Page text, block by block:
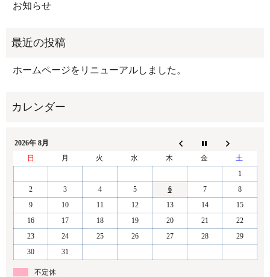
お知らせ
ホームページをリニューアルしました。
2026年 8月
日
月 火 水 木 金
土
1
2
3 4 5 6 7
8
9
10 11 12 13 14
15
16
17 18 19 20 21
22
23
24 25 26 27 28
29
30
31
不定休